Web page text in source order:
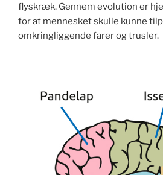
flyskræk. Gennem evolution er
for at mennesket skulle kunne
omkringliggende farer og trusler.